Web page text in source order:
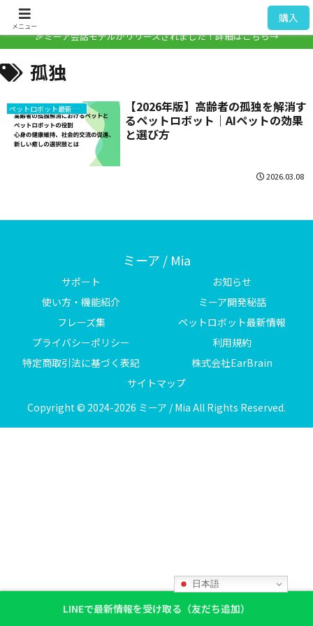
🎉ミーア会話モデルがリリースされました！詳細はこちら→
孤独
ペットロボット最新情報
【2026年版】高齢者の孤独を解消す
るペットロボット｜AIペットの効果
と選び方
2026.03.08
ミーア / Mia
サポート
お知らせ
使い方・機能紹介
ミーア開発秘話
フレーズ集
ペットロボット最新情報
プライバシーポリシー
利用規約
特定商取引法に基づく表記
株式会社EarBrain
サイトマップ
Copyright © 2024-2026 ミーア / Mia All Rights Reserved.
メニュー
購入
LINEで最新情報を受け取る（友だち追加）
日本語